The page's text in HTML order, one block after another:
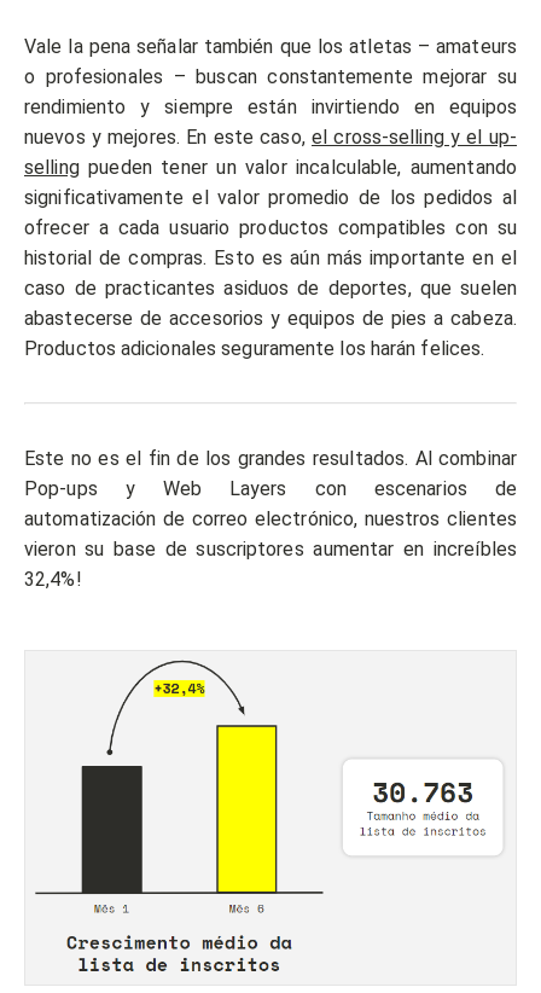
Vale la pena señalar también que los atletas – amateurs
o profesionales – buscan constantemente mejorar su
rendimiento y siempre están invirtiendo en equipos
nuevos y mejores. En este caso, el cross-selling y el up-
sellingpueden tener un valor incalculable, aumentando
significativamente el valor promedio de los pedidos al
ofrecer a cada usuario productos compatibles con su
historial de compras. Esto es aún más importante en el
caso de practicantes asiduos de deportes, que suelen
abastecerse de accesorios y equipos de pies a cabeza.
Productos adicionales seguramente los harán felices.
Este no es el fin de los grandes resultados. Al combinar
Pop-ups y Web Layers con escenarios de
automatización de correo electrónico, nuestros clientes
vieron su base de suscriptores aumentar en increíbles
32,4%!